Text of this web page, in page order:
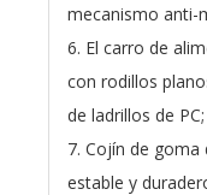
mecanismo anti-
6. El carro de
con rodillos
de ladrillos de PC;
7. Cojín de
estable y